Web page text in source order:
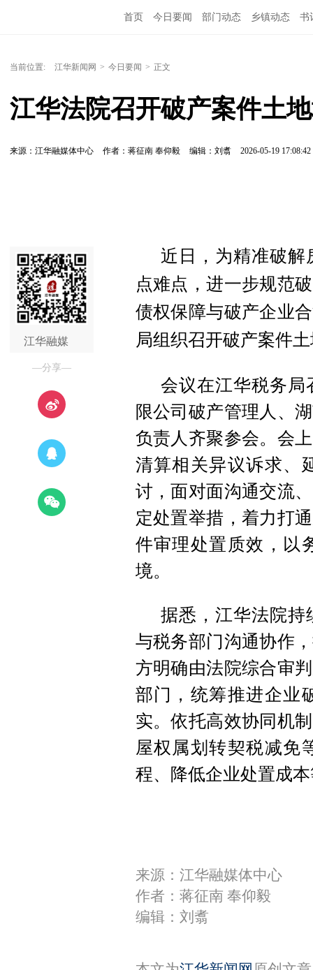
首页 今日要闻 部门动态 乡镇动态 书
当前位置: 江华新闻网 > 今日要闻 > 正文
江华法院召开破产案件土
来源：江华融媒体中心 作者：蒋征南 奉仰毅 编辑：刘翥 2026-05-19 17:08:42
江华融媒
—分享—
近日，为精准破解
点难点，进一步规范
债权保障与破产企业
局组织召开破产案件
会议在江华税务局
限公司破产管理人、
负责人齐聚参会。会
清算相关异议诉求、
讨，面对面沟通交流
定处置举措，着力打
件审理处置质效，以
境。
据悉，江华法院持
与税务部门沟通协作
方明确由法院综合审
部门，统筹推进企业
实。依托高效协同机
屋权属划转契税减免
程、降低企业处置成
来源：江华融媒体中心
作者：蒋征南 奉仰毅
编辑：刘翥